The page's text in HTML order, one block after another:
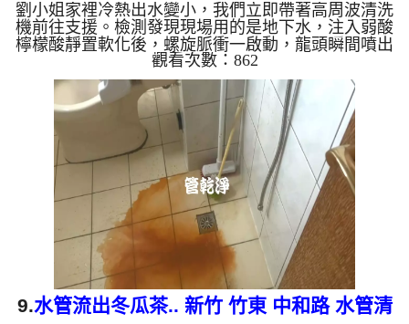
管
劉小姐家裡冷熱出水變小，我們立即帶著高周波清洗
機前往支援。檢測發現現場用的是地下水，注入弱酸
檸檬酸靜置軟化後，螺旋脈衝一啟動，龍頭瞬間噴出
黑色髒水！顏色越來越深，看起來像是仙草茶，四個
多小時後，出水變乾淨出水量也恢復了。 為什麼水
管需要定期「大掃除」？ 單靠水壓帶不走管壁陳年
汙垢。不同的水質顏色，反映了不同的居家隱患：
棕色（鐵鏽）： 管線老化徵兆。 黑色（氧化
錳）： 常見於地下水源。 綠色（銅綠）： 銅合金接
頭氧化。 乳白...
觀看次數：862
9.水管流出冬瓜茶.. 新竹 竹東 中和路 水管清